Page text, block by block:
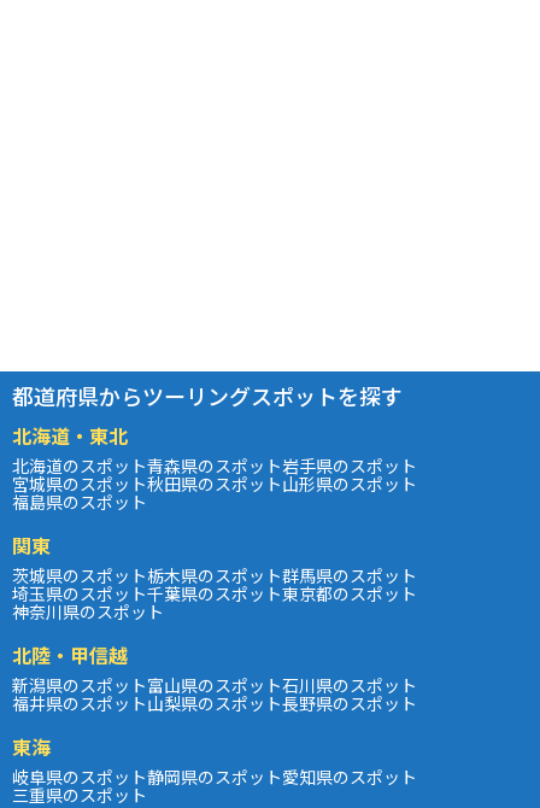
都道府県からツーリングスポットを探す
北海道・東北
北海道のスポット青森県のスポット岩手県のスポット
宮城県のスポット秋田県のスポット山形県のスポット
福島県のスポット
関東
茨城県のスポット栃木県のスポット群馬県のスポット
埼玉県のスポット千葉県のスポット東京都のスポット
神奈川県のスポット
北陸・甲信越
新潟県のスポット富山県のスポット石川県のスポット
福井県のスポット山梨県のスポット長野県のスポット
東海
岐阜県のスポット静岡県のスポット愛知県のスポット
三重県のスポット